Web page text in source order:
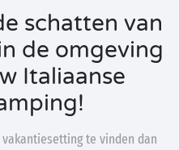
schatten van
de omgeving
Italiaanse
te vinden dan